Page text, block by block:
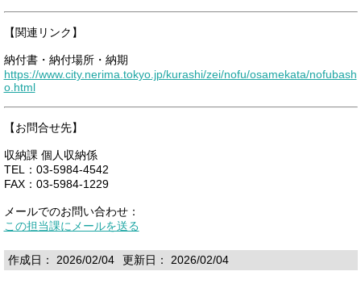
【関連リンク】
納付書・納付場所・納期
https://www.city.nerima.tokyo.jp/kurashi/zei/nofu/osamekata/nofubash
o.html
【お問合せ先】
収納課 個人収納係
TEL：03-5984-4542
FAX：03-5984-1229
メールでのお問い合わせ：
この担当課にメールを送る
作成日： 2026/02/04 更新日： 2026/02/04